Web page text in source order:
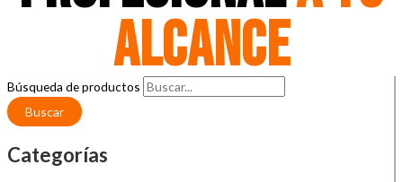
ALCANCE
Búsqueda de productos
Buscar
Categorías